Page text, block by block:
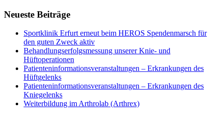
Neueste Beiträge
Sportklinik Erfurt erneut beim HEROS Spendenmarsch für
den guten Zweck aktiv
Behandlungserfolgsmessung unserer Knie- und
Hüftoperationen
Patienteninformationsveranstaltungen – Erkrankungen des
Hüftgelenks
Patienteninformationsveranstaltungen – Erkrankungen des
Kniegelenks
Weiterbildung im Arthrolab (Arthrex)